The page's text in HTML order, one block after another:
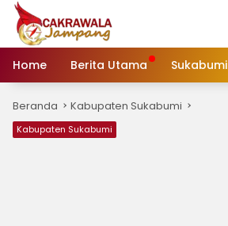
Langsung
konten
Home
Berita Utama Sukabumi
Beranda Kabupaten Sukabumi
Kabupaten Sukabumi